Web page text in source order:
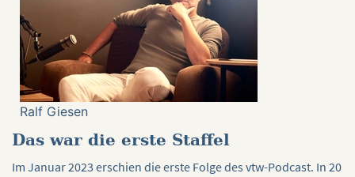
Ralf Giesen
Das war die erste Staffel
Im Januar 2023 erschien die erste Folge des vtw-Podcast. In 20